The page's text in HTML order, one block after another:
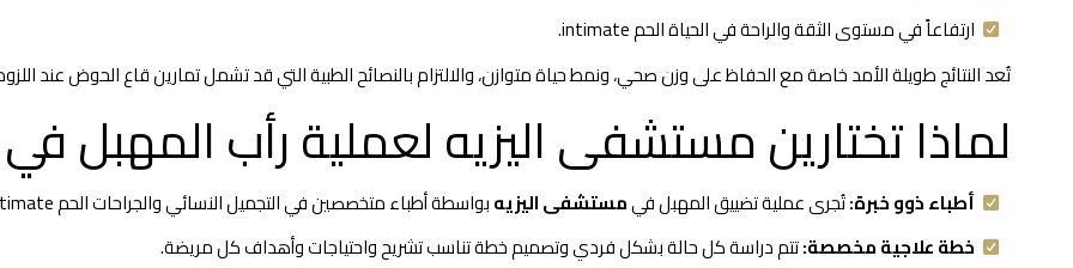
ارتفاعاً في مستوى الثقة والراحة في الحياة الحم intimate.
تُعد النتائج طويلة الأمد خاصة مع الحفاظ على وزن صحي، ونمط حياة متوازن، والالتزام بالنصائح الطبية التي قد تشمل تمارين قاع الحوض عند
لماذا تختارين مستشفى اليزيه لعملية رأب المهبل
أطباء ذوو خبرة:تُجرى عملية تضييق المهبل فيمستشفى اليزيهبواسطة أطباء متخصصين في التجميل النسائي والجراحات الحم intimate.
خطة علاجية مخصصة:تتم دراسة كل حالة بشكل فردي وتصميم خطة تناسب تشريح واحتياجات وأهداف كل مريضة.